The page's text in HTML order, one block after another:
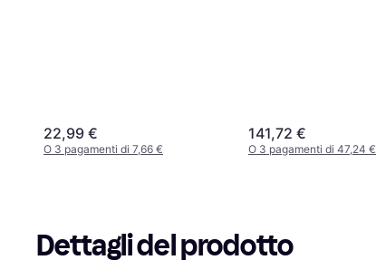
22,99 €
O 3 pagamenti di 7,66 €
141,72 €
O 3 pagamenti di 47,24 €
Dettagli del prodotto